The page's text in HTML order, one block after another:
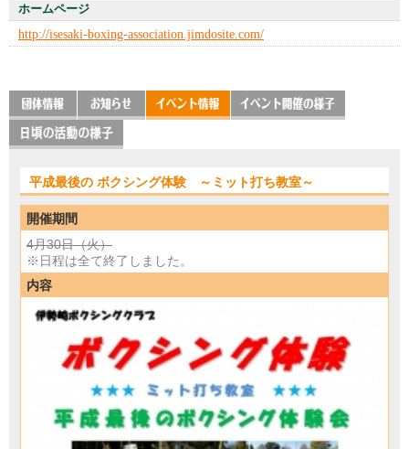
ホームページ
http://isesaki-boxing-association.jimdosite.com/
平成最後の ボクシング体験 ～ミット打ち教室～
開催期間
4月30日（火）
※日程は全て終了しました。
内容